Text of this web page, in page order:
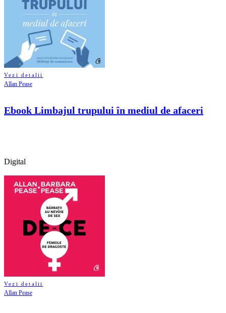
Vezi detalii
Allan Pease
Ebook Limbajul trupului în mediul de afaceri
Digital
Vezi detalii
Allan Pease